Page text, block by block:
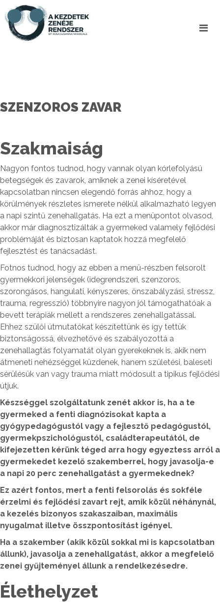
SZENZOROS ZAVAR
Szakmaiság
Nagyon fontos tudnod, hogy vannak olyan kórlefolyású
betegségek és zavarok, amiknek a zenei kíséretével
kapcsolatban nincsen elegendő forrás ahhoz, hogy a
körülmények részletes ismerete nélkül alkalmazható legyen
a napi szintű zenehallgatás. Ha ezt a menüpontot olvasod,
akkor már diagnosztizálták a gyermeked valamely fejlődési
problémáját és biztosan kaptatok hozzá megfelelő
fejlesztést és tanácsadást.
Fotnos tudnod, hogy az ebben a menü-részben felsorolt
gyermekkori jelenségek (idegrendszeri, szenzoros,
szorongásos, hangulati, kényszeres, önszabályzási, stressz,
trauma, regresszió) többnyire nagyon jól támogathatóak a
bevett terápiák mellett a rendszeres zenehallgatással.
Ehhez szülői útmutatókat készítettünk és így tettük
biztonságossá, élvezhetővé és szabályozottá a
zenehallagtás folyamatát olyan gyerekeknek is, akik nem
átmeneti nehézséggel küzdenek, hanem születési, baleseti
sérülésük van vagy trauma miatt módosult a tipikus fejlődési
útjuk.
Készséggel szolgáltatunk zenét akkor is, ha a te
gyermeked a fenti diagnózisokat kapta a
gyógypedagógustól vagy a fejlesztő pedagógustól,
gyermekpszichológustól, családterapeutától, de
kifejezetten kérünk téged arra hogy egyeztess arról a
gyermekedet kezelő szakemberrel, hogy javasolja-e
a napi 20 perc zenehallgatást a gyermekednek?
Ez azért fontos, mert a fenti felsorolás és sokféle
érzelmi és fejlődési zavart rejt, amik közül néhánynál,
a kezelés bizonyos szakaszaiban, maximális
nyugalmat illetve összpontosítást igényel.
Ha a szakember (akik közül sokkal mi is kapcsolatban
állunk), javasolja a zenehallgatást, akkor a megfelelő
zenei gyűjteményel állunk a rendelkezésedre.
Élethelyzet